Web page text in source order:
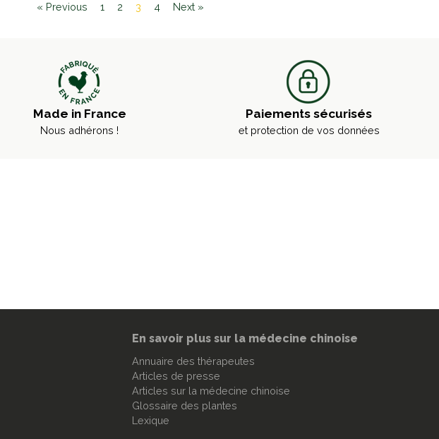
« Previous 1 2 3 4 Next »
Made in France
Nous adhérons !
Paiements sécurisés
et protection de vos données
En savoir plus sur la médecine chinoise
Annuaire des thérapeutes
Articles de presse
Articles sur la médecine chinoise
Glossaire des plantes
Lexique